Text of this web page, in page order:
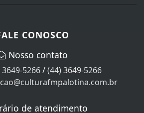
CONOSCO
Nosso contato
3649-5266/(44) 3649-5266
de atendimento